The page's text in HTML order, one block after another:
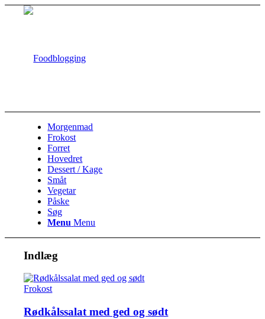
Morgenmad
Frokost
Forret
Hovedret
Dessert / Kage
Småt
Vegetar
Påske
Søg
Menu Menu
Indlæg
Frokost
Rødkålssalat med ged og sødt